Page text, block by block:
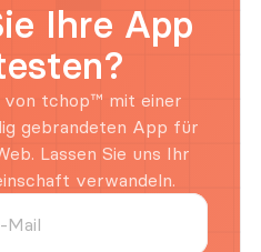
Ihre App
von tchop™ mit einer
gebrandeten App für
Lassen Sie uns Ihr
verwandeln.